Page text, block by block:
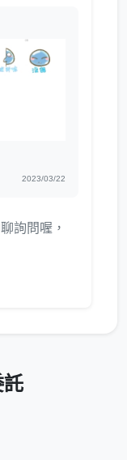
2023/03/22
詢問喔，